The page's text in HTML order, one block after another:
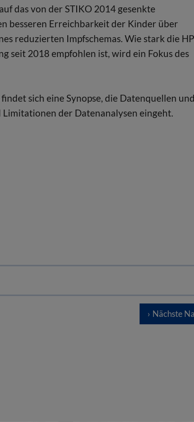
das von der STIKO 2014 gesenkte
besseren Erreichbarkeit der Kinder über
reduzierten Impfschemas. Wie stark die
seit 2018 empfohlen ist, wird ein Fokus des
sich eine Synopse, die Datenquellen
der Datenanalysen eingeht.
Nächste